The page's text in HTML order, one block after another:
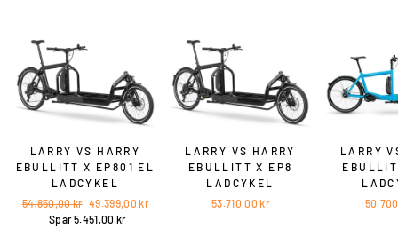
LARRY VS HARRY
EBULLITT X EP801 EL
LADCYKEL
Vejl.
54.850,00 kr Vores
pris
49.399,00 kr
Spar 5.451,00 kr
LARRY VS HARRY
EBULLITT X EP8
LADCYKEL
53.710,00 kr
LARRY